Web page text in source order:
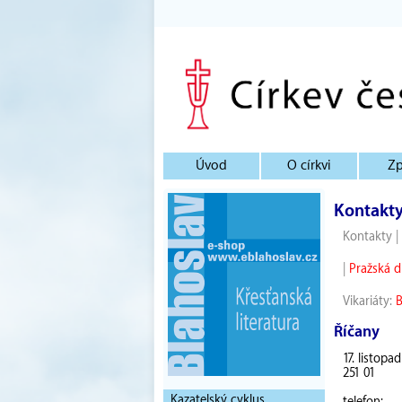
Úvod O církvi
Kontakty
Pražská
Vikariáty:
Říčany
17.
251 01